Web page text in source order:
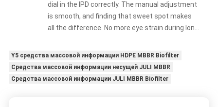
dial in the IPD correctly. The manual adjustment
is smooth, and finding that sweet spot makes
all the difference. No more eye strain during long
set it up properly!""The Pico 4's visual clarity is
fantastic once you dial in the IPD correctly. The
manual adjustment is smooth, and finding that
Y5 средства массовой информации HDPE MBBR Biofilter
Средства массовой информации несущей JULI MBBR
Средства массовой информации JULI MBBR Biofilter